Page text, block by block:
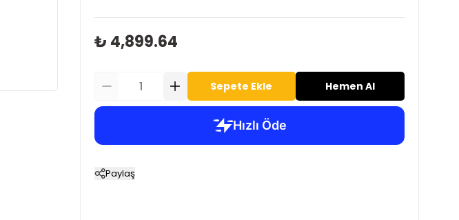
₺ 4,899.64
Sepete Ekle Hemen Al
Paylaş